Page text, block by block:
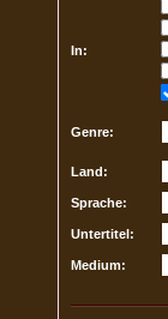
In:
Genre:
Land:
Sprache:
Untertitel:
Medium: